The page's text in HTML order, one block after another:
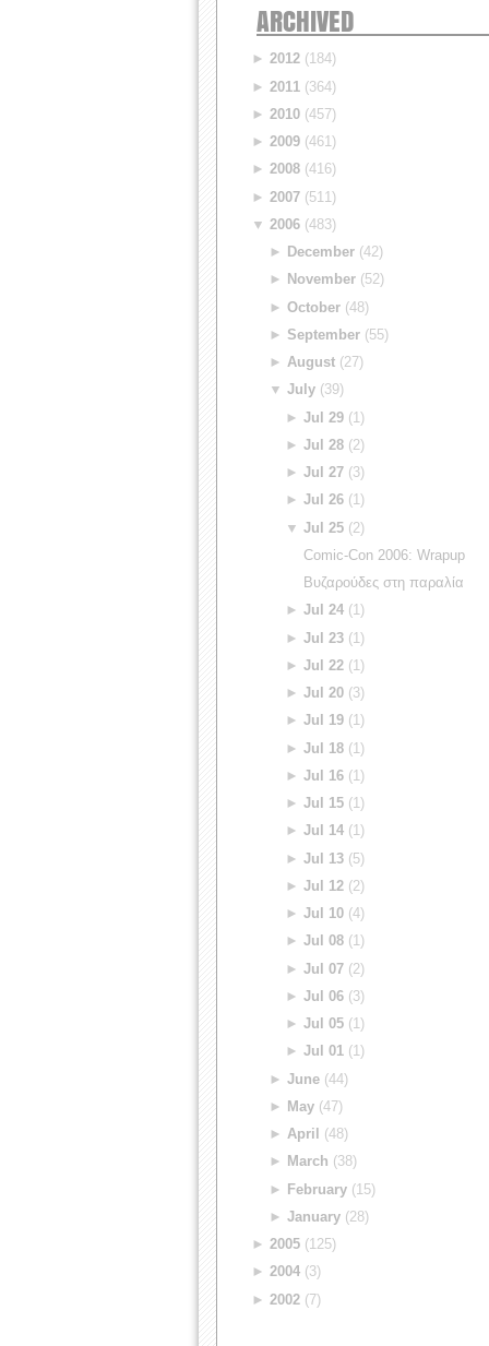
ARCHIVED
►2012 (184)
►2011 (364)
►2010 (457)
►2009 (461)
►2008 (416)
►2007 (511)
▼2006 (483)
►
December(42)
►
November(52)
► October(48)
► September(55)
► August(27)
▼ July(39)
►Jul 29 (1)
►Jul 28 (2)
►Jul 27 (3)
►Jul 26 (1)
▼Jul 25 (2)
Comic-Con 2006: Wrapup
Βυζαρούδες στη παραλία
►Jul 24 (1)
►Jul 23 (1)
►Jul 22 (1)
►Jul 20 (3)
►Jul 19 (1)
►Jul 18 (1)
►Jul 16 (1)
►Jul 15 (1)
►Jul 14 (1)
►Jul 13 (5)
►Jul 12 (2)
►Jul 10 (4)
►Jul 08 (1)
►Jul 07 (2)
►Jul 06 (3)
►Jul 05 (1)
►Jul 01 (1)
► June(44)
►
May(47)
► April
(48)
►
March (38)
► February(15)
► January(28)
►2005 (125)
►2004 (3)
►2002 (7)